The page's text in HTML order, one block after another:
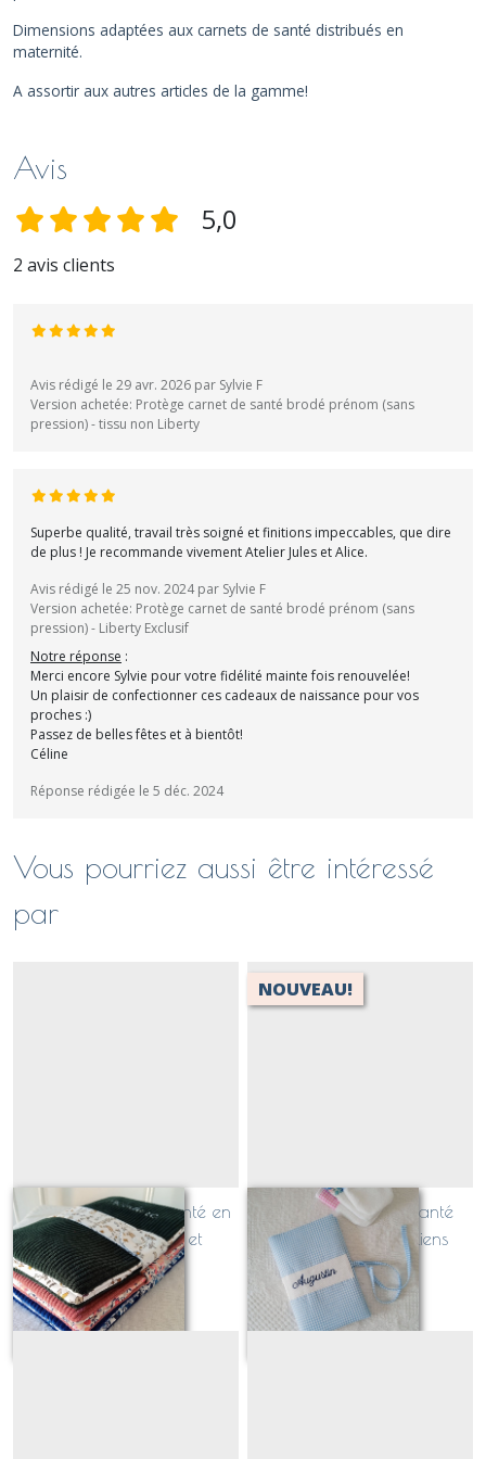
Dimensions adaptées aux carnets de santé distribués en
maternité.
A assortir aux autres articles de la gamme!
Avis
5,0
2 avis clients
Avis rédigé le 29 avr. 2026 par Sylvie F
Version achetée: Protège carnet de santé brodé prénom (sans
pression) - tissu non Liberty
Superbe qualité, travail très soigné et finitions impeccables, que dire
de plus ! Je recommande vivement Atelier Jules et Alice.
Avis rédigé le 25 nov. 2024 par Sylvie F
Version achetée: Protège carnet de santé brodé prénom (sans
pression) - Liberty Exclusif
Notre réponse :
Merci encore Sylvie pour votre fidélité mainte fois renouvelée!
Un plaisir de confectionner ces cadeaux de naissance pour vos
proches :)
Passez de belles fêtes et à bientôt!
Céline
Réponse rédigée le 5 déc. 2024
Vous pourriez aussi être intéressé
par
Protège carnet de santé en
VELOURS COTELE et
bandeau LIBERTY, à
personnaliser
34€
NOUVEAU!
Protège carnet de santé
brodé prénom, à liens
À partir de 33€